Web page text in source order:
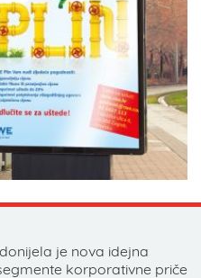
je nova idejna
korporativne priče